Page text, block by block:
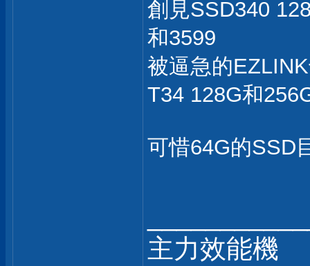
創見SSD340
和3599
被逼急的
T34 128G和
可惜64G的SSD
主力效能機